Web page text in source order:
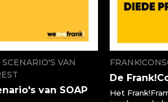
VAN
van SOAP
De
Het